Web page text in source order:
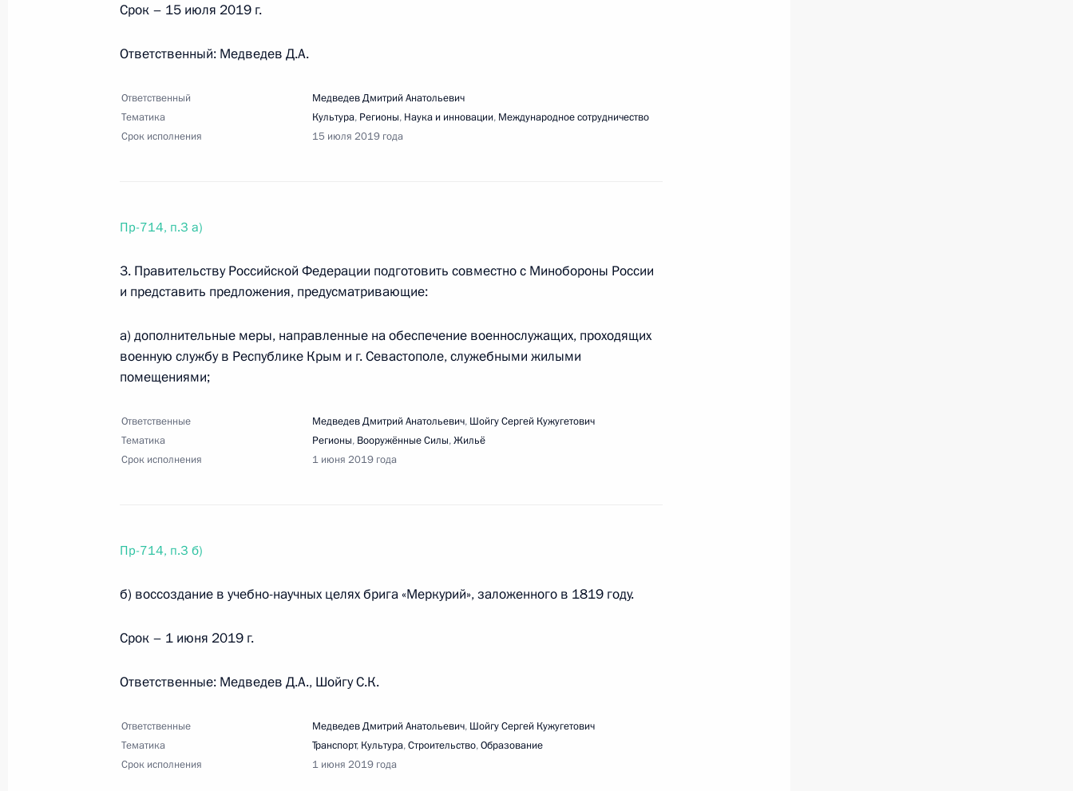
Перечень поручений по итогам совещания с членами Правительства
27 марта 2019 года, 19:00 9 поручений
Перечень поручений по итогам совещания по вопросу создания культурно-
7 марта 2019 года, 12:20 7 поручений
28 февраля 2019 года, четверг
«Цифровая экономика Российской Федерации»
28 февраля 2019 года, 10:05 8 поручений
28 февраля 2019 года, 10:00
23 февраля 2019 года, суббота
Срок – 15 июля 2019 г.
Ответственный: Медведев Д.А.
Ответственный
Медведев Дмитрий Анатольевич
Тематика
Культура, Регионы, Наука и инновации, Международное сотрудничество
Срок исполнения
15 июля 2019 года
Пр-714, п.3 а)
3. Правительству Российской Федерации подготовить совместно с Минобороны России
и представить предложения, предусматривающие:
а) дополнительные меры, направленные на обеспечение военнослужащих, проходящих
военную службу в Республике Крым и г. Севастополе, служебными жилыми
помещениями;
Ответственные Медведев Дмитрий Анатольевич, Шойгу Сергей Кужугетович
Тематика
Регионы, Вооружённые Силы,Жильё
Срок исполнения
1 июня 2019 года
Пр-714, п.3 б)
б) воссоздание в учебно-научных целях брига «Меркурий», заложенного в 1819 году.
Срок – 1 июня 2019 г.
Ответственные: Медведев Д.А., Шойгу С.К.
Ответственные Медведев Дмитрий Анатольевич, Шойгу Сергей Кужугетович
Тематика
Транспорт, Культура,Строительство,Образование
Срок исполнения
1 июня 2019 года